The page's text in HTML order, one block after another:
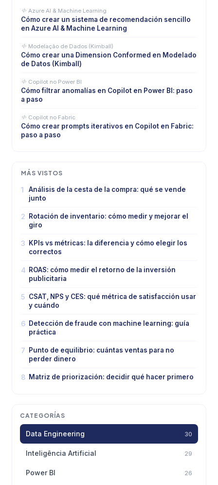
Azure AI & Machine Learning
Cómo crear un sistema de recomendación sencillo
en Azure AI & Machine Learning
Modelação de Dados (Kimball)
Cómo crear una Dimension Conformed en Modelado
de Datos (Kimball)
Copilot no Power BI
Cómo filtrar anomalías en Copilot en Power BI: paso
a paso
Copilot no Fabric
Cómo crear prompts iterativos en Copilot en Fabric:
paso a paso
MÁS VISTOS
1
Análisis de la cesta de la compra: qué se vende
junto
2
Rotación de inventario: cómo medir y mejorar el
giro
3
KPIs vs métricas: la diferencia y cómo elegir los
correctos
4 ROAS: cómo medir el retorno de la inversión
publicitaria
5 CSAT, NPS y CES: qué métrica de satisfacción usar
y cuándo
6 Detección de fraude con machine learning: guía
práctica
7
Punto de equilibrio: cuántas ventas para no
perder dinero
8 Matriz de priorización: decidir qué hacer primero
CATEGORÍAS
Data Engineering 30
Inteligência Artificial 29
Power BI 26